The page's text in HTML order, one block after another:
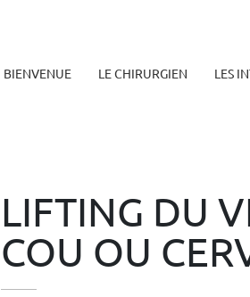
BIENVENUE LE CHIRURGIEN LES
LIFTING DU
COU OU